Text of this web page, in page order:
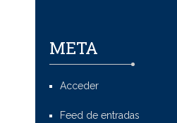
META
Acceder
Feed de entradas